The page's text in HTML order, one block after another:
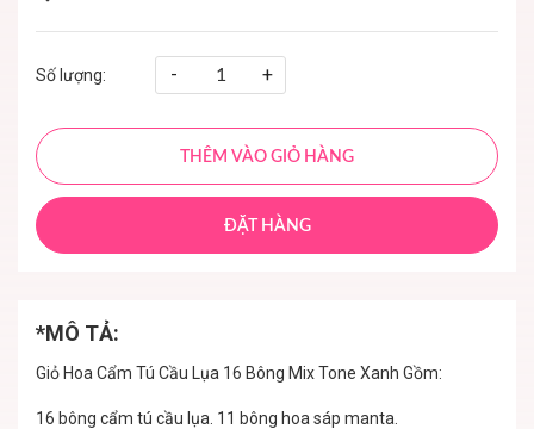
Số lượng: - +
THÊM VÀO GIỎ HÀNG
ĐẶT HÀNG
*MÔ TẢ:
Giỏ Hoa Cẩm Tú Cầu Lụa 16 Bông Mix Tone Xanh Gồm:
16 bông cẩm tú cầu lụa. 11 bông hoa sáp manta.